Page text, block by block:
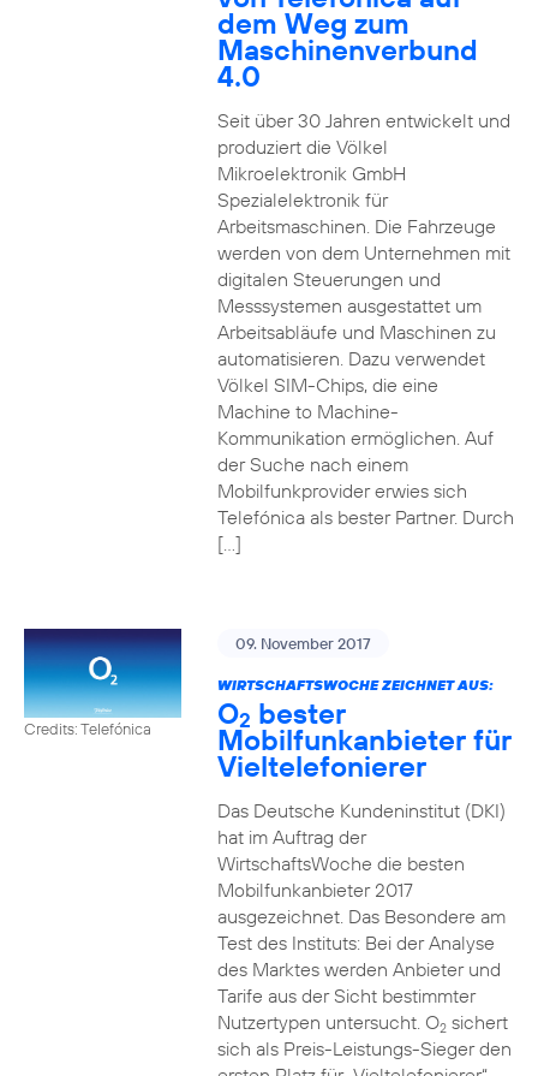
dem Weg zum
Maschinenverbund
4.0
Seit über 30 Jahren entwickelt und
produziert die Völkel
Mikroelektronik GmbH
Spezialelektronik für
Arbeitsmaschinen. Die Fahrzeuge
werden von dem Unternehmen mit
digitalen Steuerungen und
Messsystemen ausgestattet um
Arbeitsabläufe und Maschinen zu
automatisieren. Dazu verwendet
Völkel SIM-Chips, die eine
Machine to Machine-
Kommunikation ermöglichen. Auf
der Suche nach einem
Mobilfunkprovider erwies sich
Telefónica als bester Partner. Durch
[…]
Credits: Telefónica
09. November 2017
WIRTSCHAFTSWOCHE ZEICHNET AUS:
O2 bester
Mobilfunkanbieter für
Vieltelefonierer
Das Deutsche Kundeninstitut (DKI)
hat im Auftrag der
WirtschaftsWoche die besten
Mobilfunkanbieter 2017
ausgezeichnet. Das Besondere am
Test des Instituts: Bei der Analyse
des Marktes werden Anbieter und
Tarife aus der Sicht bestimmter
Nutzertypen untersucht. O2sichert
sich als Preis-Leistungs-Sieger den